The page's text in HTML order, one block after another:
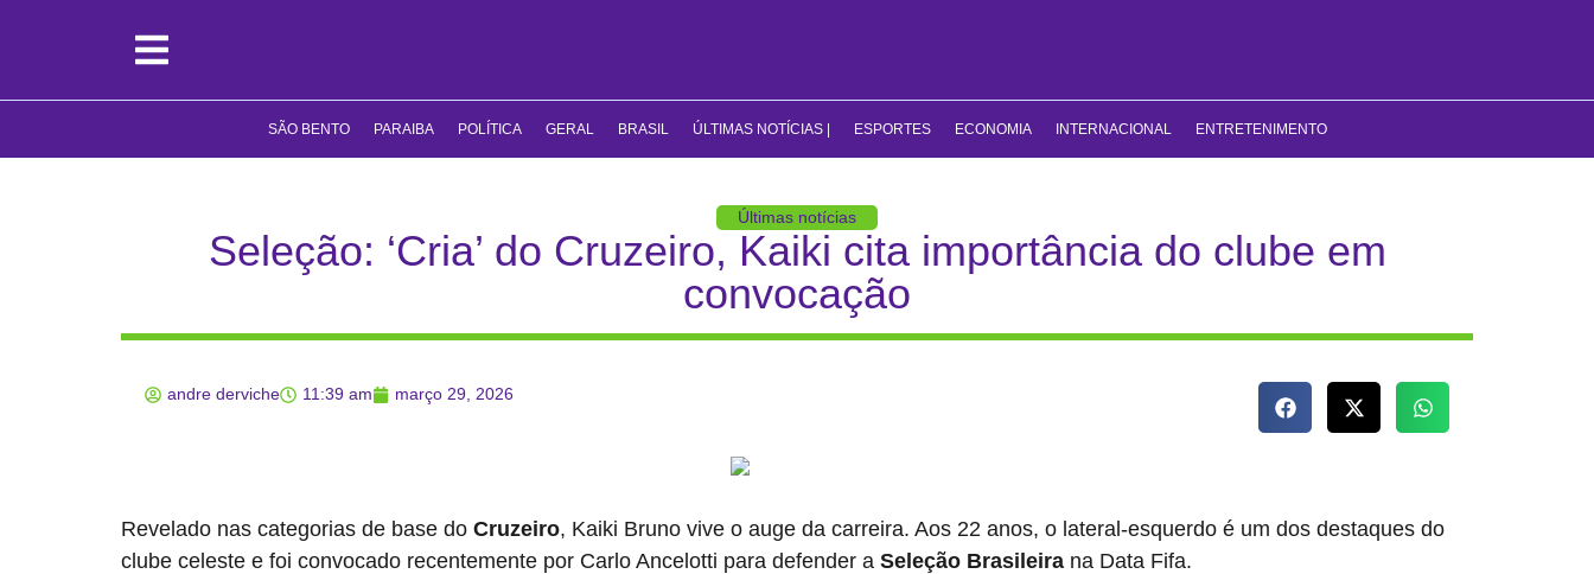
SÃO BENTO PARAIBA POLÍTICA GERAL BRASIL ÚLTIMAS NOTÍCIAS | ESPORTES ECONOMIA INTERNACIONAL ENTRETENIMENTO
Últimas notícias
Seleção: ‘Cria’ do Cruzeiro, Kaiki cita importância do clube em
convocação
andre derviche 11:39 am março 29, 2026
Revelado nas categorias de base do Cruzeiro, Kaiki Bruno vive o auge da carreira. Aos 22 anos, o lateral-esquerdo é um dos destaques do
clube celeste e foi convocado recentemente por Carlo Ancelotti para defender a Seleção Brasileira na Data Fifa.